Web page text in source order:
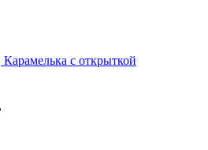
Карамелька с открыткой